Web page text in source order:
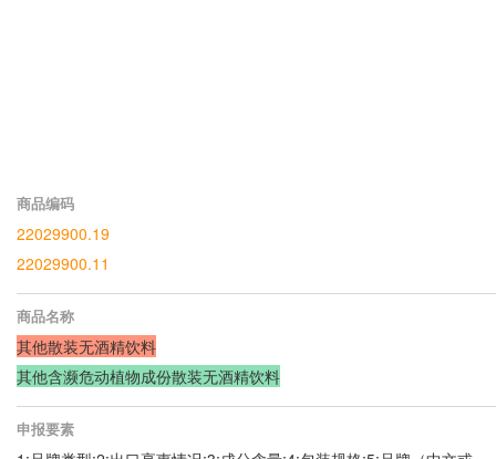
商品编码
22029900.19
22029900.11
商品名称
其他散装无酒精饮料
其他含濒危动植物成份散装无酒精饮料
申报要素